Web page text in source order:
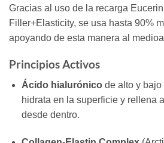
Gracias al uso de la recarga
Filler+Elasticity, se usa hasta 90%
apoyando de esta manera al
Principios Activos
Ácido hialurónicode alto y bajo
hidrata en la superficie y rellena
desde dentro.